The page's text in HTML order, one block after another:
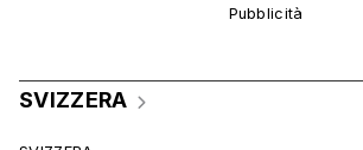
SVIZZERA